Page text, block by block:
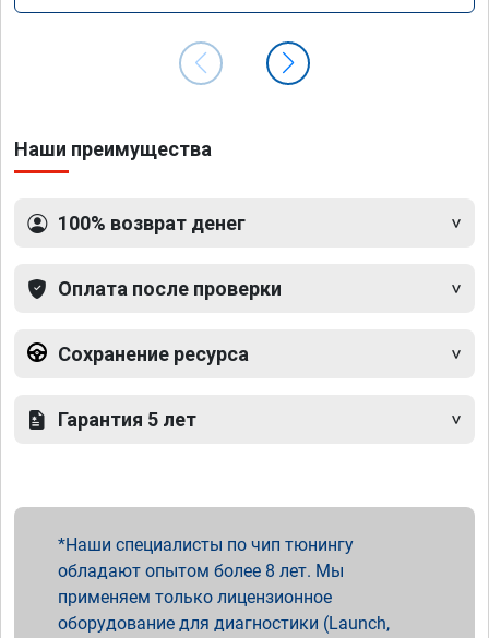
Наши преимущества
100% возврат денег
Оплата после проверки
Сохранение ресурса
Гарантия 5 лет
Наши специалисты по чип тюнингу
обладают опытом более 8 лет. Мы
применяем только лицензионное
оборудование для диагностики (Launch,